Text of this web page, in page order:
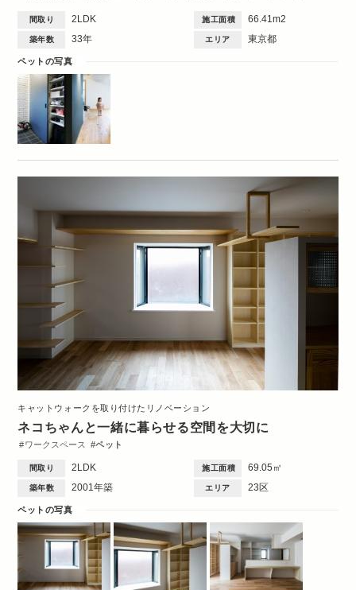
間取り 2LDK 施工面積 66.41m2
築年数 33年 エリア 東京都
ペットの写真
キャットウォークを取り付けたリノベーション
ネコちゃんと一緒に暮らせる空間を大切に
ワークスペース ペット
間取り 2LDK 施工面積 69.05㎡
築年数 2001年築 エリア 23区
ペットの写真